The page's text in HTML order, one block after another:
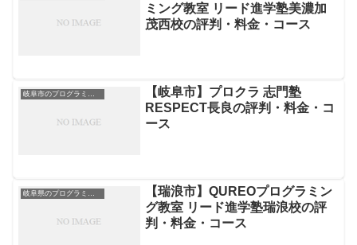
ミング教室 リード進学塾美濃加
茂西校の評判・料金・コース
岐阜市のプログラミング教室
【岐阜市】プロクラ 志門塾
RESPECT長良の評判・料金・コ
ース
岐阜県のプログラミング教室
【瑞浪市】QUREOプログラミン
グ教室 リード進学塾瑞浪校の評
判・料金・コース